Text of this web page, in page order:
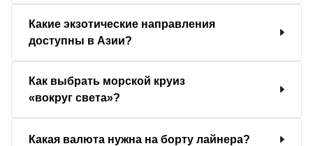
Какие экзотические направления
доступны в Азии?
Как выбрать морской круиз
«вокруг света»?
Какая валюта нужна на борту лайнера?